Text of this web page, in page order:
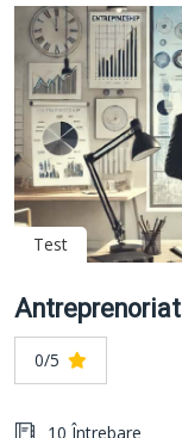
Test
Antreprenoriat
0/5
10 Întrebare